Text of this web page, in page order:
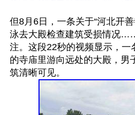
但8月6日，一条关于“河北开
泳去大殿检查建筑受损情况
注。这段22秒的视频显示，一
的寺庙里游向远处的大殿，男